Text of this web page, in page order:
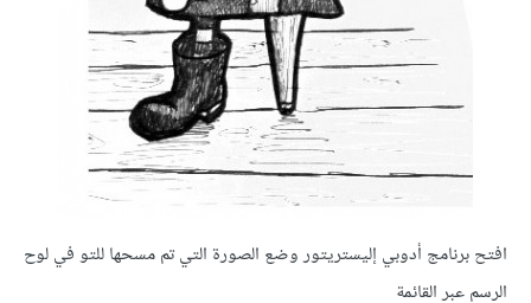
افتح برنامج أدوبي إليستريتور وضع الصورة التي تم مسحها للتو في لوح
الرسم عبر القائمة